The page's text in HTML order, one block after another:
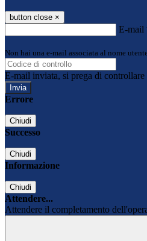
button close ×
E-mail
Non hai una e-mail associata al nome
E-mail inviata, si prega di controllare
Errore
Chiudi
Successo
Chiudi
Informazione
Chiudi
Attendere...
Attendere il completamento